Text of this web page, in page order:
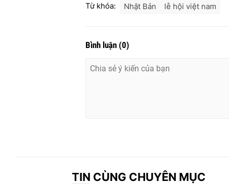
Từ khóa: Nhật Bản lễ hội việt nam
Bình luận (0)
TIN CÙNG CHUYÊN MỤC